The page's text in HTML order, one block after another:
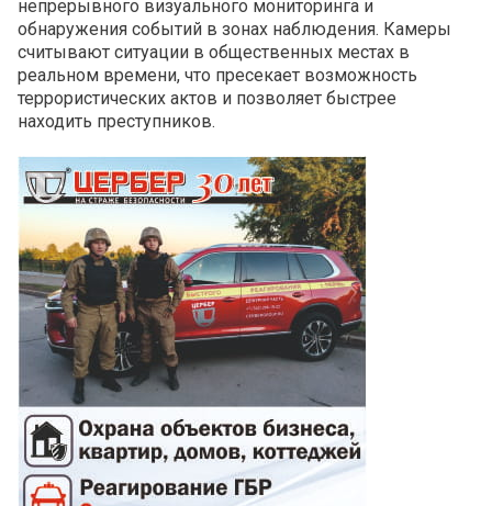
непрерывного визуального мониторинга и
обнаружения событий в зонах наблюдения. Камеры
считывают ситуации в общественных местах в
реальном времени, что пресекает возможность
террористических актов и позволяет быстрее
находить преступников.